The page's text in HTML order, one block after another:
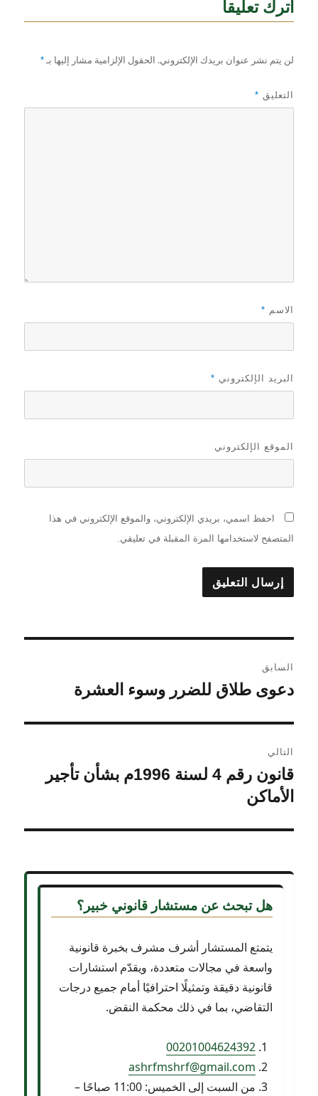
اترك تعليقاً
لن يتم نشر عنوان بريدك الإلكتروني. الحقول الإلزامية مشار إليها بـ*
التعليق *
الاسم *
البريد الإلكتروني *
الموقع الإلكتروني
احفظ اسمي، بريدي الإلكتروني، والموقع الإلكتروني في هذا
المتصفح لاستخدامها المرة المقبلة في تعليقي.
المقالات
السابق
المقالة
دعوى طلاق للضرر وسوء العشرة
التالي
المقالة
التالية:
قانون رقم 4 لسنة 1996م بشأن تأجير
الأماكن
هل تبحث عن مستشار قانوني خبير؟
يتمتع المستشار أشرف مشرف بخبرة قانونية
واسعة في مجالات متعددة، ويقدّم استشارات
قانونية دقيقة وتمثيلًا احترافيًا أمام جميع درجات
التقاضي، بما في ذلك محكمة النقض.
00201004624392
ashrfmshrf@gmail.com
من السبت إلى الخميس: 11:00 صباحًا –